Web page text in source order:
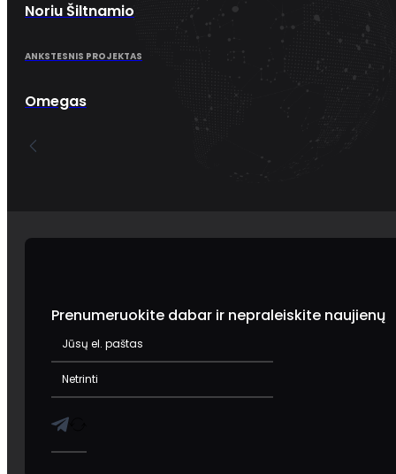
Noriu Šiltnamio
ANKSTESNIS PROJEKTAS
Omegas
Prenumeruokite dabar ir nepraleiskite naujienų